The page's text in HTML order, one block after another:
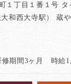
１丁目１番１号
和西大寺駅） 蔵
期間3ヶ月 時給